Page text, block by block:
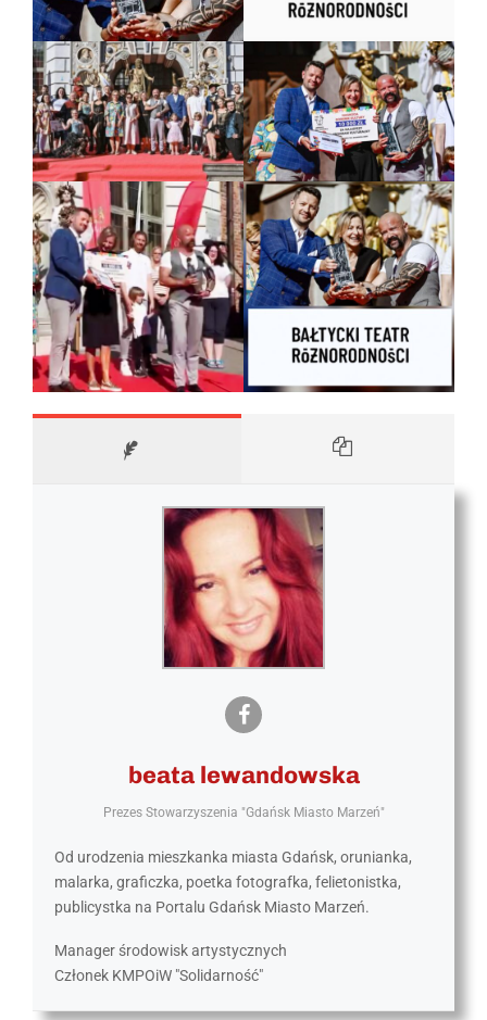
beata lewandowska
Prezes Stowarzyszenia "Gdańsk Miasto Marzeń"
Od urodzenia mieszkanka miasta Gdańsk, orunianka,
malarka, graficzka, poetka fotografka, felietonistka,
publicystka na Portalu Gdańsk Miasto Marzeń.
Manager środowisk artystycznych
Członek KMPOiW "Solidarność"